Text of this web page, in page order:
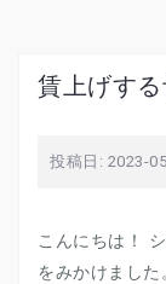
賃上げす
投稿日: 2023-
こんにちは！
をみかけまし